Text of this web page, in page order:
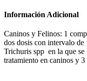
Información Adicional
Caninos y Felinos: 1
dos dosis con intervalo
Trichuris spp en la que
tratamiento en caninos y